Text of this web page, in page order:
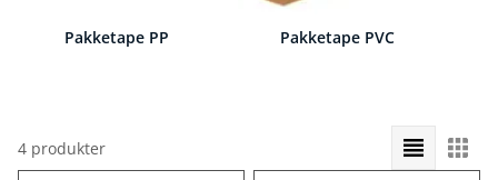
Pakketape PP Pakketape PVC
4 produkter